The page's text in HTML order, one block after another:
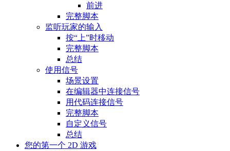
前进
完整脚本
监听玩家的输入
按“上”时移动
完整脚本
总结
使用信号
场景设置
在编辑器中连接信号
用代码连接信号
完整脚本
自定义信号
总结
您的第一个 2D 游戏